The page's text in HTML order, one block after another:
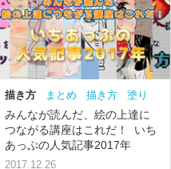
描き方 まとめ 描き方
塗り
方
構図
みんなが読んだ、絵の上達に
つながる講座はこれだ！ いち
あっぷの人気記事2017年
2017.12.26